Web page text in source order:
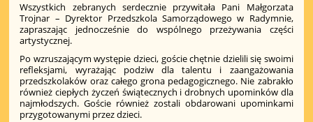
Wszystkich zebranych serdecznie przywitała Pani Małgorzata
Trojnar – Dyrektor Przedszkola Samorządowego w Radymnie,
zapraszając jednocześnie do wspólnego przeżywania części
artystycznej.
Po wzruszającym występie dzieci, goście chętnie dzielili się swoimi
refleksjami, wyrażając podziw dla talentu i zaangażowania
przedszkolaków oraz całego grona pedagogicznego. Nie zabrakło
również ciepłych życzeń świątecznych i drobnych upominków dla
najmłodszych. Goście również zostali obdarowani upominkami
przygotowanymi przez dzieci.